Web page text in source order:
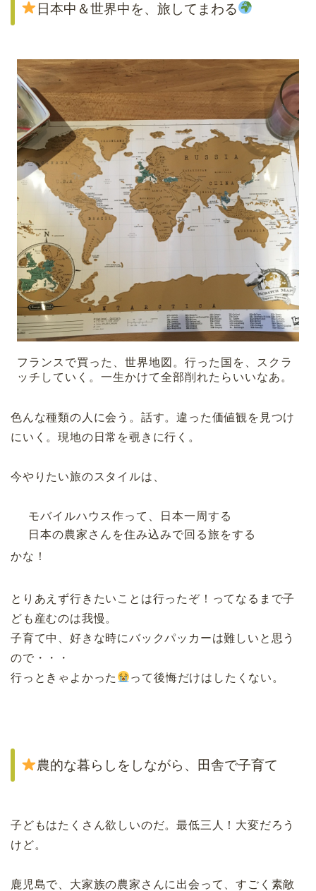
日本中＆世界中を、旅してまわる
フランスで買った、世界地図。行った国を、スクラ
ッチしていく。一生かけて全部削れたらいいなあ。
色んな種類の人に会う。話す。違った価値観を見つけ
にいく。現地の日常を覗きに行く。
今やりたい旅のスタイルは、
モバイルハウス作って、日本一周する
日本の農家さんを住み込みで回る旅をする
かな！
とりあえず行きたいことは行ったぞ！ってなるまで子
ども産むのは我慢。
子育て中、好きな時にバックパッカーは難しいと思う
ので・・・
行っときゃよかった
って後悔だけはしたくない。
農的な暮らしをしながら、田舎で子育て
子どもはたくさん欲しいのだ。最低三人！大変だろう
けど。
鹿児島で、大家族の農家さんに出会って、すごく素敵